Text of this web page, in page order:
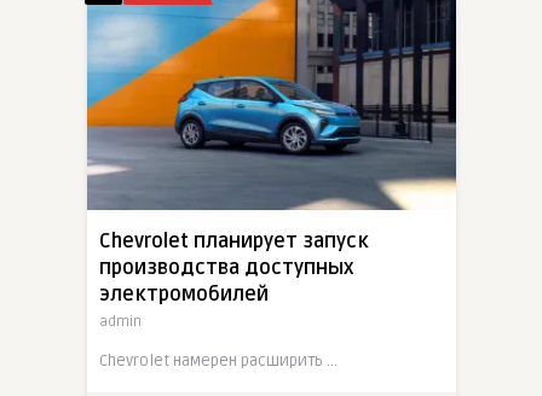
Chevrolet планирует запуск
производства доступных
электромобилей
admin
Chevrolet намерен расширить семейство электромобилей после Bolt: новые модели в диапазоне около $30 000, включая кроссоверы и седаны, чтобы привлечь массового покупателя